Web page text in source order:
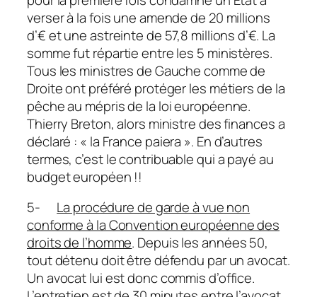
verser à la fois une amende de 20 millions
d’€ et une astreinte de 57,8 millions d’€. La
somme fut répartie entre les 5 ministères.
Tous les ministres de Gauche comme de
Droite ont préféré protéger les métiers de la
pêche au mépris de la loi européenne.
Thierry Breton, alors ministre des finances a
déclaré : « la France paiera ». En d’autres
termes, c’est le contribuable qui a payé au
budget européen !!
5- La procédure de garde à vue non
conforme à la Convention européenne des
droits de l’homme. Depuis les années 50,
tout détenu doit être défendu par un avocat.
Un avocat lui est donc commis d’office.